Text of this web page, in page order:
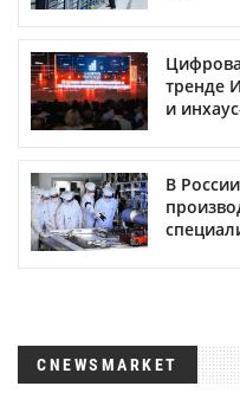
тренде
и
В
CNEWSMARKET